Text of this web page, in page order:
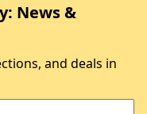
News &
and deals in